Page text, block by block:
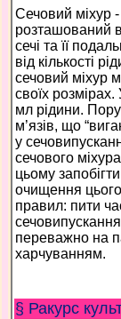
Сечовий міхур
розташований
сечі та її
від кількості
сечовий міхур
своїх
мл рідини.
м’язів, що
у
сечового
цьому
очищення
правил: пити
переважно на
харчуванням.
§ Ракурс